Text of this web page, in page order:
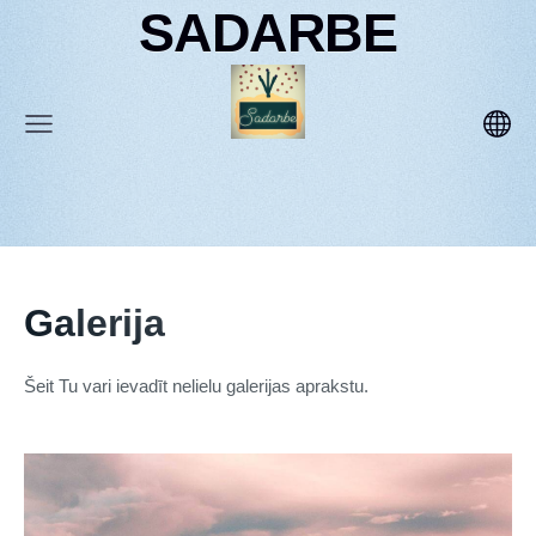
SADARBE
Galerija
Šeit Tu vari ievadīt nelielu galerijas aprakstu.